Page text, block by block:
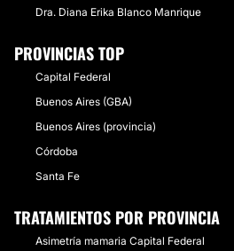
Dra. Diana Erika Blanco Manrique
PROVINCIAS TOP
Capital Federal
Buenos Aires (GBA)
Buenos Aires (provincia)
Córdoba
Santa Fe
TRATAMIENTOS POR PROVINCIA
Asimetría mamaria Capital Federal